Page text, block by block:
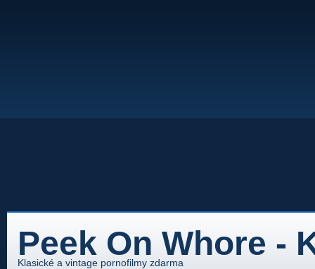
Peek On Whore -
Klasické a vintage pornofilmy zdarma